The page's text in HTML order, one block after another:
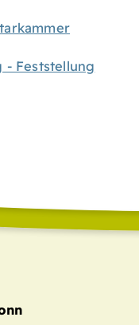
- Feststellung